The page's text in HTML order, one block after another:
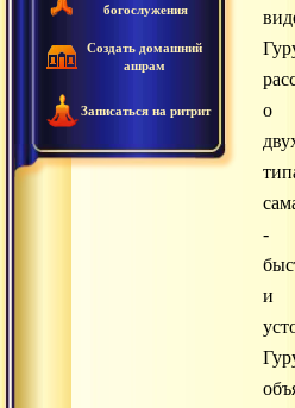
богослужения
Создать домашний
ашрам
Записаться на ритрит
о
-
и